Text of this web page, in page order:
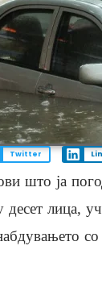
Twitter
што ја
десет лица,